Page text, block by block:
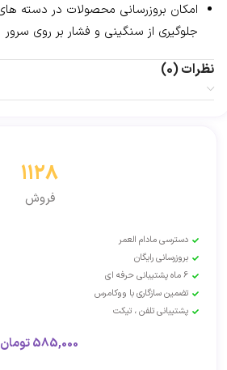
جلوگیری از سنگینی و فشار بر روی سرور
نظرات (0)
1128
فروش
دسترسی مادام العمر
بروزرسانی رایگان
6 ماه پشتیبانی حرفه ای
تضمین سازگاری با ووکامرس
پشتیبانی تلفن ، تیکت
585,000تومان